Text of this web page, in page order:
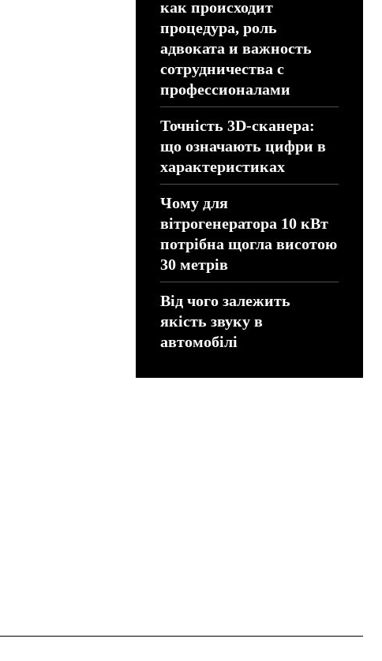
как происходит
процедура, роль
адвоката и важность
сотрудничества с
профессионалами
Точність 3D-сканера:
що означають цифри в
характеристиках
Чому для
вітрогенератора 10 кВт
потрібна щогла висотою
30 метрів
Від чого залежить
якість звуку в
автомобілі